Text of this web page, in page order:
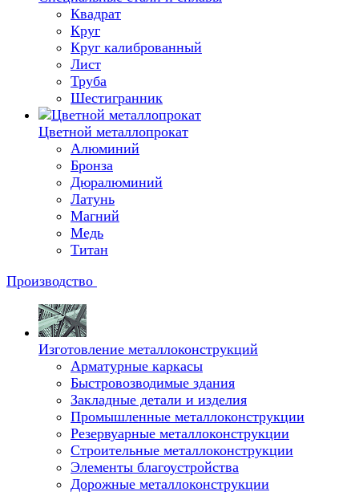
Квадрат
Круг
Круг калиброванный
Лист
Труба
Шестигранник
Цветной металлопрокат
Алюминий
Бронза
Дюралюминий
Латунь
Магний
Медь
Титан
Производство
Изготовление металлоконструкций
Арматурные каркасы
Быстровозводимые здания
Закладные детали и изделия
Промышленные металлоконструкции
Резервуарные металлоконструкции
Строительные металлоконструкции
Элементы благоустройства
Дорожные металлоконструкции